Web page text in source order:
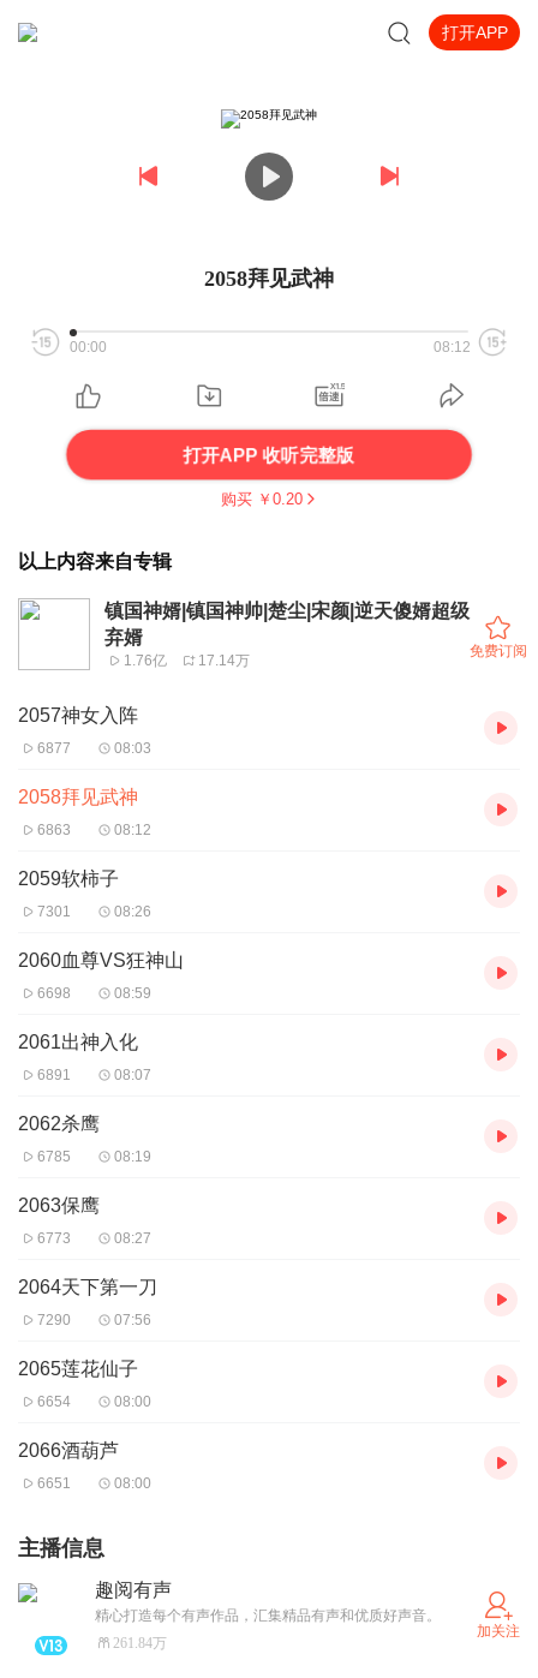
打开APP
2058拜见武神
00:00 08:12
打开APP 收听完整版
购买 ￥ 0.20
以上内容来自专辑
镇国神婿|镇国神帅|楚尘|宋颜|逆天傻婿超级
弃婿
1.76亿 17.14万
免费订阅
2057神女入阵
6877 08:03
2058拜见武神
6863 08:12
2059软柿子
7301 08:26
2060血尊VS狂神山
6698 08:59
2061出神入化
6891 08:07
2062杀鹰
6785 08:19
2063保鹰
6773 08:27
2064天下第一刀
7290 07:56
2065莲花仙子
6654 08:00
2066酒葫芦
6651 08:00
主播信息
趣阅有声
精心打造每个有声作品，汇集精品有声和优质好声音。
261.84万
加关注